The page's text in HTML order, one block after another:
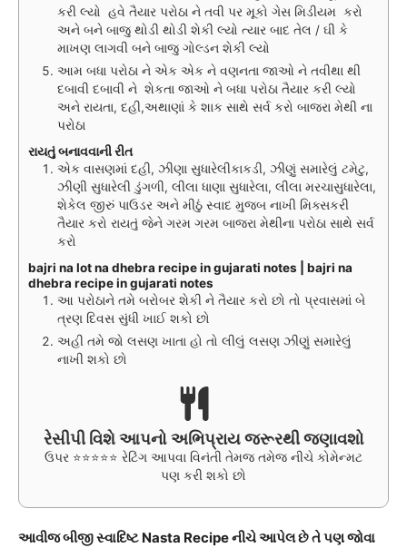
કરી લ્યો હવે તૈયાર પરોઠા ને તવી પર મૂકો ગેસ મિડીયમ કરો
અને બને બાજુ થોડી થોડી શેકી લ્યો ત્યાર બાદ તેલ / ઘી કે
માખણ લાગવી બને બાજુ ગોલ્ડન શેકી લ્યો
આમ બધા પરોઠા ને એક એક ને વણનતા જાઓ ને તવીથા થી
દબાવી દબાવી ને શેકતા જાઓ ને બધા પરોઠા તૈયાર કરી લ્યો
અને રાયતા, દહી,અથાણાં કે શાક સાથે સર્વ કરો બાજરા મેથી ના
પરોઠા
રાયતું બનાવવાની રીત
એક વાસણમાં દહી, ઝીણા સુધારેલીકાકડી, ઝીણું સમારેલું ટમેટુ,
ઝીણી સુધારેલી ડુંગળી, લીલા ધાણા સુધારેલા, લીલા મરચાસુધારેલા,
શેકેલ જીરું પાઉડર અને મીઠું સ્વાદ મુજબ નાખી મિક્સકરી
તૈયાર કરો રાયતું જેને ગરમ ગરમ બાજરા મેથીના પરોઠા સાથે સર્વ
કરો
bajri na lot na dhebra recipe in gujarati notes | bajri na
dhebra recipe in gujarati notes
આ પરોઠાને તમે બરોબર શેકી ને તૈયાર કરો છો તો પ્રવાસમાં બે
ત્રણ દિવસ સુંધી ખાઈ શકો છો
અહી તમે જો લસણ ખાતા હો તો લીલું લસણ ઝીણું સમારેલું
નાખી શકો છો
રેસીપી વિશે આપનો અભિપ્રાય જરૂરથી જણાવશો
ઉપર ⭐⭐⭐⭐⭐ રેટિંગ આપવા વિનંતી તેમજ તમેજ નીચે કોમેન્મટ
પણ કરી શકો છો
આવીજ બીજી સ્વાદિષ્ટ Nasta Recipe નીચે આપેલ છે તે પણ જોવા